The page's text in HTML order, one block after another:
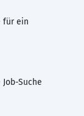
für ein
Suche